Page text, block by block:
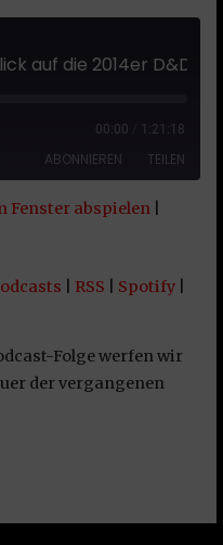
00:00 1:21:18
ABONNIEREN TEILEN
Fenster abspielen|
RSS Spotify|
Folge werfen wir
der vergangenen